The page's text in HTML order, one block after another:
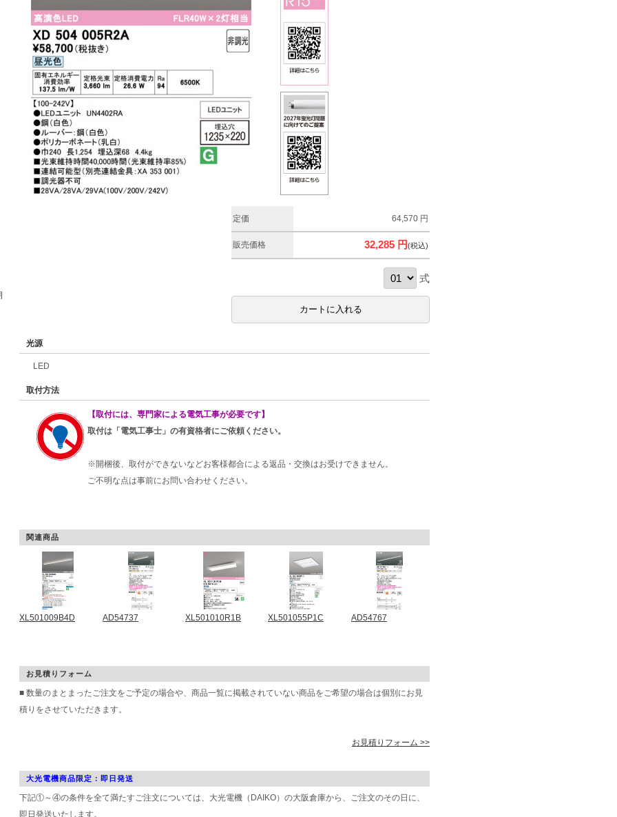
定価 64,570 円
販売価格 32,285 円(税込)
式
光源
LED
取付方法
【取付には、専門家による電気工事が必要です】
取付は「電気工事士」の有資格者にご依頼ください。
※開梱後、取付ができないなどお客様都合による返品・交換はお受けできません。
ご不明な点は事前にお問い合わせください。
関連商品
XL501009B4D AD54737 XL501010R1B XL501055P1C AD54767
お見積りフォーム
■ 数量のまとまったご注文をご予定の場合や、商品一覧に掲載されていない商品をご希望の場合は個別にお見
積りをさせていただきます。
お見積りフォーム >>
大光電機商品限定：即日発送
下記①～④の条件を全て満たすご注文については、大光電機（DAIKO）の大阪倉庫から、ご注文のその日に、
即日発送いたします。